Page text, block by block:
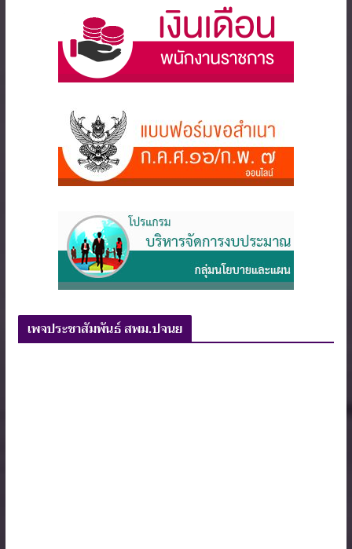
เพจประชาสัมพันธ์ สพม.ปจนย